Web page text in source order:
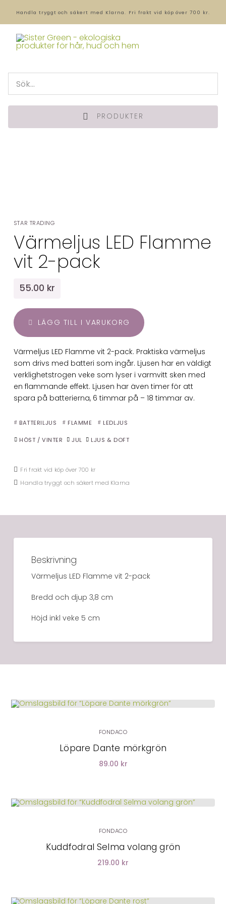
Handla tryggt och säkert med Klarna. Fri frakt vid köp över 700 kr.
PRODUKTER
STAR TRADING
Värmeljus LED Flamme
vit 2-pack
55.00 kr
LÄGG TILL I VARUKORG
Värmeljus LED Flamme vit 2-pack. Praktiska värmeljus
som drivs med batteri som ingår. Ljusen har en väldigt
verklighetstrogen veke som lyser i varmvitt sken med
en flammande effekt. Ljusen har även timer för att
spara på batterierna, 6 timmar på – 18 timmar av.
BATTERILJUS FLAMME LEDLJUS
HÖST / VINTER JUL LJUS & DOFT
Fri frakt vid köp över 700 kr
Handla tryggt och säkert med Klarna
Beskrivning
Värmeljus LED Flamme vit 2-pack
Bredd och djup 3,8 cm
Höjd inkl veke 5 cm
LÄGG I VARUKORG
FONDACO
Löpare Dante mörkgrön
89.00 kr
LÄGG I VARUKORG
FONDACO
Kuddfodral Selma volang grön
219.00 kr